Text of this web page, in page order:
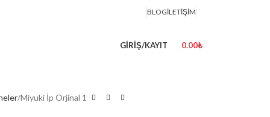
BLOGİLETIŞIM
GIRIŞ/KAYIT 0.00₺
Miyuki İp Orjinal 1